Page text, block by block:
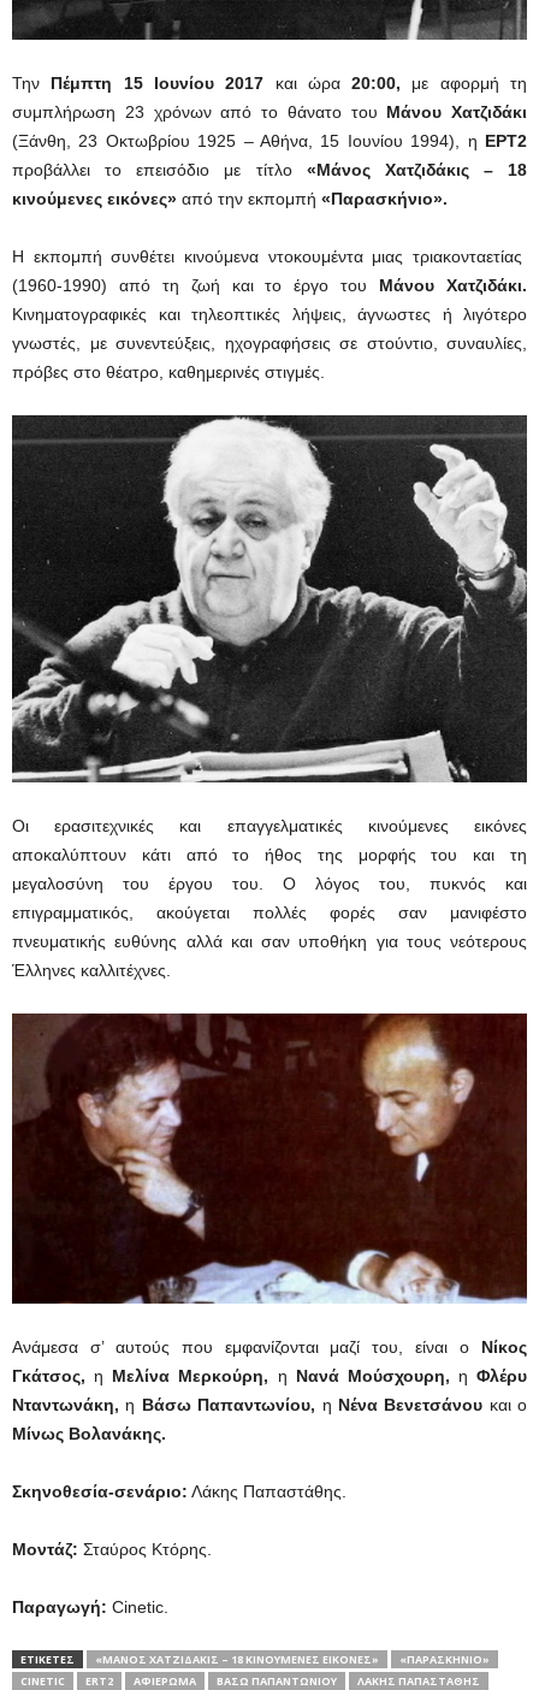
Την Πέμπτη 15 Ιουνίου 2017 και ώρα20:00, με αφορμή τη
συμπλήρωση 23 χρόνων από το θάνατο του Μάνου Χατζιδάκι
(Ξάνθη, 23 Οκτωβρίου 1925 – Αθήνα, 15 Ιουνίου 1994), η ΕΡΤ2
προβάλλει το επεισόδιο με τίτλο«Μάνος Χατζιδάκις – 18
κινούμενες εικόνες» από την εκπομπή «Παρασκήνιο».
Η εκπομπή συνθέτει κινούμενα ντοκουμέντα μιας τριακονταετίας
(1960-1990) από τη ζωή και το έργο του Μάνου Χατζιδάκι.
Κινηματογραφικές και τηλεοπτικές λήψεις, άγνωστες ή λιγότερο
γνωστές, με συνεντεύξεις, ηχογραφήσεις σε στούντιο, συναυλίες,
πρόβες στο θέατρο, καθημερινές στιγμές.
Οι ερασιτεχνικές και επαγγελματικές κινούμενες εικόνες
αποκαλύπτουν κάτι από το ήθος της μορφής του και τη
μεγαλοσύνη του έργου του. Ο λόγος του, πυκνός και
επιγραμματικός, ακούγεται πολλές φορές σαν μανιφέστο
πνευματικής ευθύνης αλλά και σαν υποθήκη για τους νεότερους
Έλληνες καλλιτέχνες.
Ανάμεσα σ’ αυτούς που εμφανίζονται μαζί του, είναι ο Νίκος
Γκάτσος, η Μελίνα Μερκούρη, η Νανά Μούσχουρη, η Φλέρυ
Νταντωνάκη, η Βάσω Παπαντωνίου, η Νένα Βενετσάνου και ο
Μίνως Βολανάκης.
Σκηνοθεσία-σενάριο: Λάκης Παπαστάθης.
Μοντάζ: Σταύρος Κτόρης.
Παραγωγή: Cinetic.
ΕΤΙΚΕΤΕΣ «ΜΆΝΟΣ ΧΑΤΖΙΔΆΚΙΣ – 18 ΚΙΝΟΎΜΕΝΕΣ ΕΙΚΌΝΕΣ»
«ΠΑΡΑΣΚΉΝΙΟ»
CINETIC
ERT2 ΑΦΙΕΡΩΜΑ ΒΆΣΩ ΠΑΠΑΝΤΩΝΊΟΥ
ΛΆΚΗΣ ΠΑΠΑΣΤΆΘΗΣ